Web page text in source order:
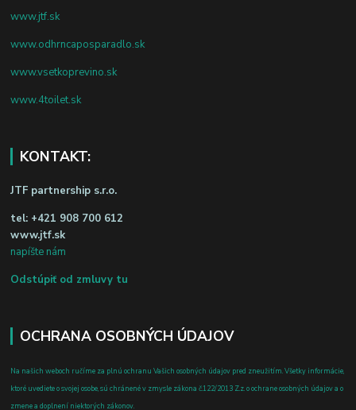
www.jtf.sk
www.odhrncaposparadlo.sk
www.vsetkoprevino.sk
www.4toilet.sk
KONTAKT:
JTF partnership s.r.o.
tel: +421 908 700 612
www.jtf.sk
napíšte nám
Odstúpiť od zmluvy tu
OCHRANA OSOBNÝCH ÚDAJOV
Na našich weboch ručíme za plnú ochranu Vašich osobných údajov pred zneužitím. Všetky informácie,
ktoré uvediete o svojej osobe, sú chránené v zmysle zákona č.122/2013 Z.z. o ochrane osobných údajov a o
zmene a doplnení niektorých zákonov.